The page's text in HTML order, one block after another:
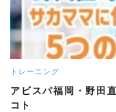
トレーニング
アビスパ福岡・野田
コト